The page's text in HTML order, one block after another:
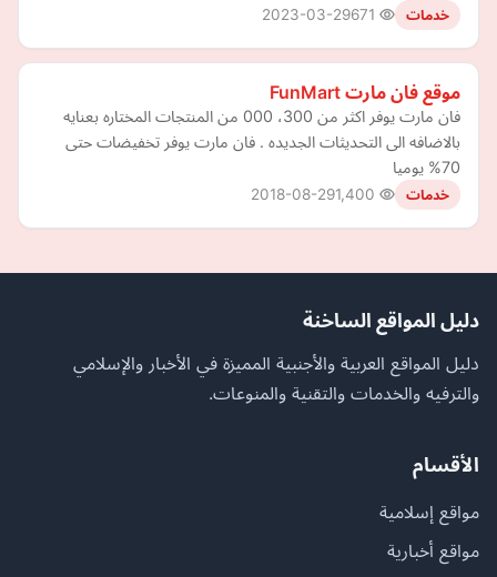
خدمات 2023-03-29
موقع فان مارت FunMart
فان مارت يوفر اكثر من 300، 000 من المنتجات المختاره بعنايه
بالاضافه الى التحديثات الجديده . فان مارت يوفر تخفيضات حتى
70% يوميا
خدمات 2018-08-29
دليل المواقع الساخنة
دليل المواقع العربية والأجنبية المميزة في الأخبار والإسلامي
والترفيه والخدمات والتقنية والمنوعات.
الأقسام
مواقع إسلامية
مواقع أخبارية